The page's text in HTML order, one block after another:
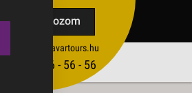
Feliratkozom
1) 3 - 56 - 56 - 56